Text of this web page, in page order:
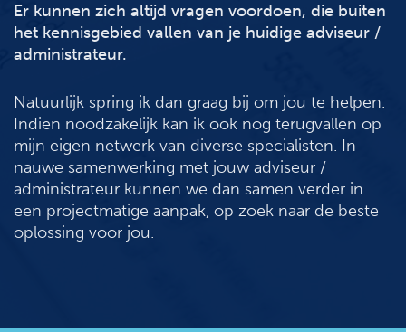
Er kunnen zich altijd vragen voordoen, die buiten
het kennisgebied vallen van je huidige adviseur /
administrateur.
Natuurlijk spring ik dan graag bij om jou te helpen.
Indien noodzakelijk kan ik ook nog terugvallen op
mijn eigen netwerk van diverse specialisten. In
nauwe samenwerking met jouw adviseur /
administrateur kunnen we dan samen verder in
een projectmatige aanpak, op zoek naar de beste
oplossing voor jou.